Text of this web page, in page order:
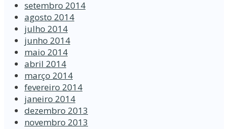
setembro 2014
agosto 2014
julho 2014
junho 2014
maio 2014
abril 2014
março 2014
fevereiro 2014
janeiro 2014
dezembro 2013
novembro 2013